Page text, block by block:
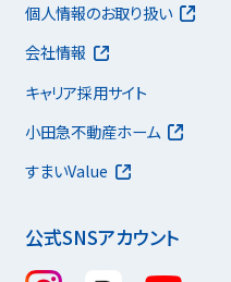
公式SNSアカウント
個人情報のお取り扱い
会社情報
キャリア採用サイト
小田急不動産ホーム
すまいValue